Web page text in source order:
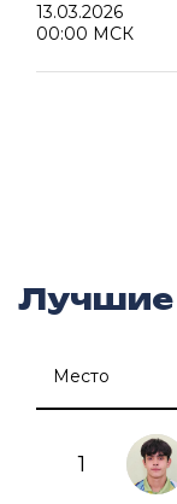
13.03.2026
00:00 МСК
Лучшие
Место
1